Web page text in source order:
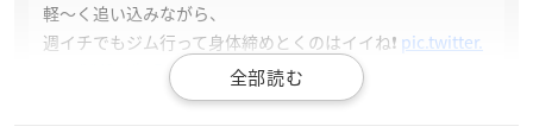
軽〜く追い込みながら、
週イチでもジム行って身体締めとくのはイイね❗️ pic.twitter.
com/UVQuXksBpp
@「勝平大百科 50キャラで見る僕の声優史」発